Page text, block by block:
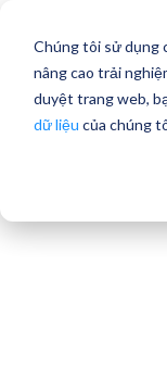
Chúng tôi sử dụng
nâng cao trải
duyệt trang web,
dữ liệu của chúng